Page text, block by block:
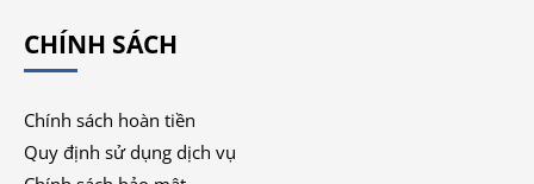
CHÍNH SÁCH
Chính sách hoàn tiền
Quy định sử dụng dịch vụ